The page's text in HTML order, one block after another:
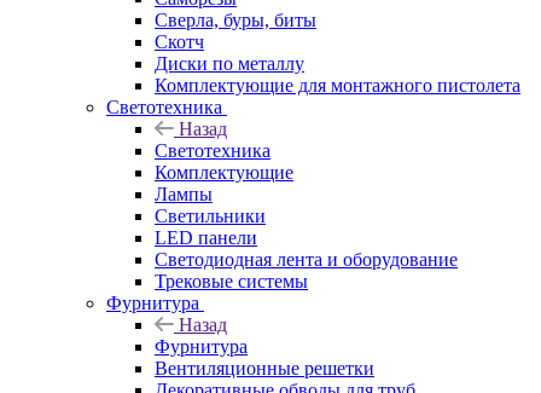
Сверла, буры, биты
Скотч
Диски по металлу
Комплектующие для монтажного пистолета
Светотехника
Назад
Светотехника
Комплектующие
Лампы
Светильники
LED панели
Светодиодная лента и оборудование
Трековые системы
Фурнитура
Назад
Фурнитура
Вентиляционные решетки